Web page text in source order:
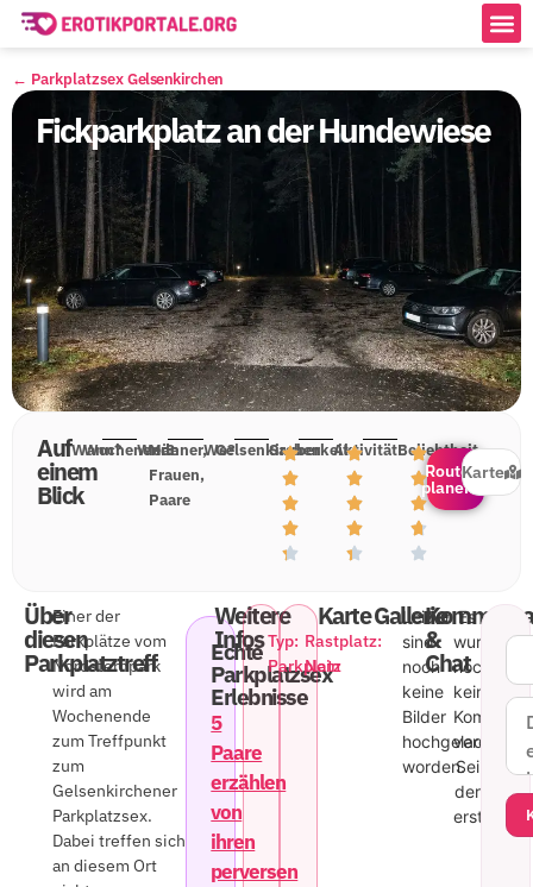
← ParkplatzsexGelsenkirchen
Fickparkplatz an der Hundewiese
Über
diesen
Parkplatztreff
Einer der
Parkplätze vom
Nordsternpark
wird am
Wochenende
zum Treffpunkt
zum
Gelsenkirchener
Parkplatzsex.
Dabei treffen sich
an diesem Ort
Echte
Parkplatzsex
Erlebnisse
5
Paare
erzählen
von
ihren
perversen
Weitere
InfosTyp:
Parkplatz
Rastplatz:
Nein
KarteGallerie
Leider
sind
noch
keine
Bilder
hochgeladen
worden.
&
Chat
Es
wurde
noch
kein
Sei
der
erste!
Auf
einem
Blick
Wann?
Wochenende
Wer?
Männer,
Frauen,
Paare
Wo?
Gelsenkirchen
SauberkeitAktivitätBeliebtheit
Route
planen
Karte